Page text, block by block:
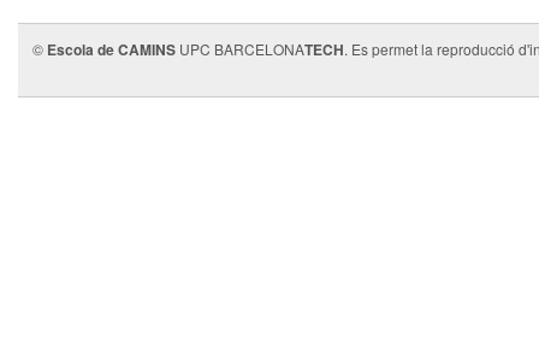
© Escola de CAMINS UPC BARCELONATECH. Es permet la reproducció